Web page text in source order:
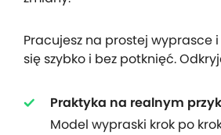
Pracujesz na prostej wyprasce
się szybko i bez potknięć.
Praktyka na realnym
Model wypraski krok po